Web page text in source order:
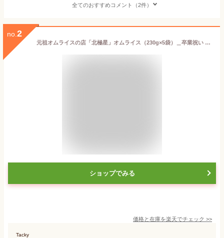
全てのおすすめコメント（2件）
no. 2
元祖オムライスの店「北極星」オムライス（230g×5袋）＿卒業祝い 入学祝 内祝 お祝い ご挨拶 手土産 景品 粗品 ギフト
ショップでみる
価格と在庫を楽天でチェック >>
Tacky